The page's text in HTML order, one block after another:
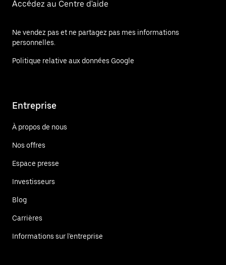
Accédez au Centre d'aide
Ne vendez pas et ne partagez pas mes informations
personnelles.
Politique relative aux données Google
Entreprise
À propos de nous
Nos offres
Espace presse
Investisseurs
Blog
Carrières
Informations sur l'entreprise